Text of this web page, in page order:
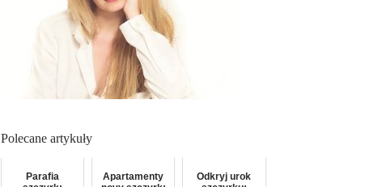
Polecane artykuły
Parafia
Apartamenty
Odkryj urok